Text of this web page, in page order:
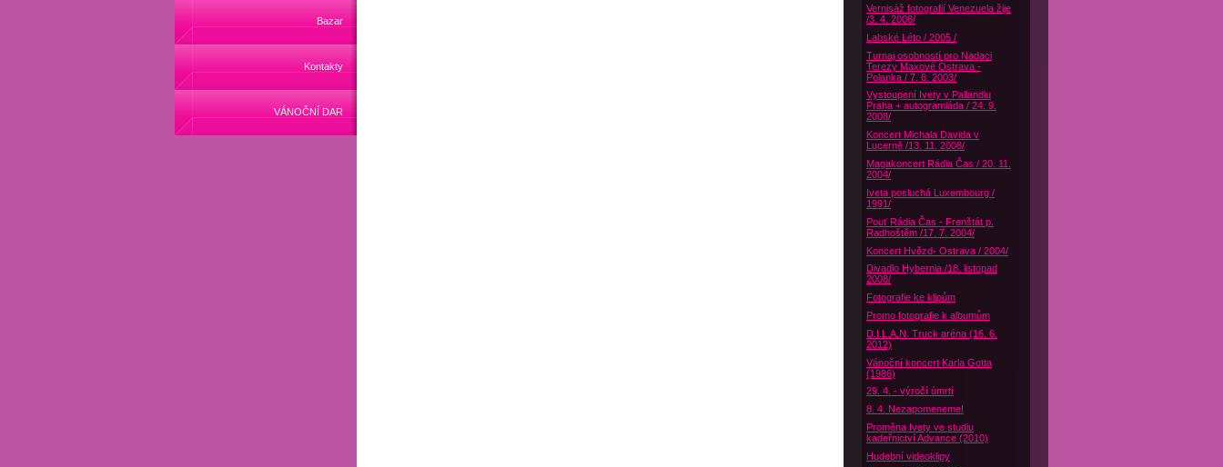
Bazar
Kontakty
VÁNOČNÍ DAR
Vernisáž fotografií Venezuela žije
/3. 4. 2008/
Labské Léto / 2005 /
Turnaj osobností pro Nadaci
Terezy Maxové Ostrava -
Polanka / 7. 6. 2003/
Vystoupení Ivety v Pallandiu
Praha + autogramiáda / 24. 9.
2008/
Koncert Michala Davida v
Lucerně /13. 11. 2008/
Magakoncert Rádia Čas / 20. 11.
2004/
Iveta posluchá Luxembourg /
1991/
Pouť Rádia Čas - Frenštát p.
Radhoštěm /17. 7. 2004/
Koncert Hvězd- Ostrava / 2004/
Divadlo Hybernia /18. listopad
2008/
Fotografie ke klipům
Promo fotografie k albumům
D.I.L.A.N. Truck aréna (16. 6.
2012)
Vánoční koncert Karla Gotta
(1986)
29. 4. - výročí úmrtí
8. 4. Nezapomeneme!
Proměna Ivety ve studiu
kadeřnictví Advance (2010)
Hudební videoklipy